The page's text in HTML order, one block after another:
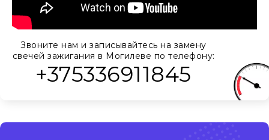
Звоните нам и записывайтесь на замену
свечей зажигания в Могилеве по телефону:
+375336911845